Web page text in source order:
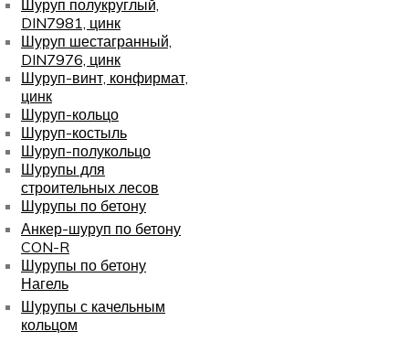
Шуруп полукруглый,
DIN7981, цинк
Шуруп шестагранный,
DIN7976, цинк
Шуруп-винт, конфирмат,
цинк
Шуруп-кольцо
Шуруп-костыль
Шуруп-полукольцо
Шурупы для
строительных лесов
Шурупы по бетону
Анкер-шуруп по бетону
CON-R
Шурупы по бетону
Нагель
Шурупы с качельным
кольцом